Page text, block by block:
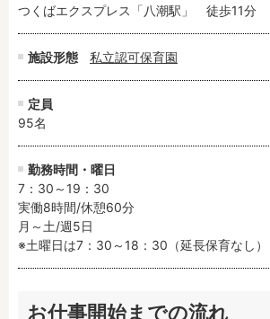
つくばエクスプレス「八潮駅」　徒歩11分
施設形態 私立認可保育園
定員
95名
勤務時間・曜日
7：30～19：30
実働8時間/休憩60分
月～土/週5日
※土曜日は7：30～18：30（延長保育なし）
お仕事開始までの流れ